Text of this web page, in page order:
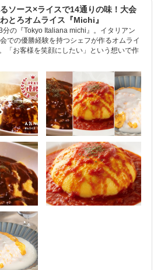
ソース×ライスで14通りの味！大会
とろオムライス『Michi』
分の『Tokyo Italiana michi』。イタリアン
での優勝経験を持つシェフが作るオムライ
「お客様を笑顔にしたい」という想いで作